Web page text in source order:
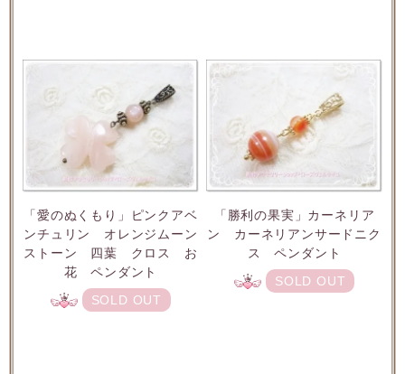
「愛のぬくもり」ピンクアベ
ンチュリン オレンジムーン
ストーン 四葉 クロス お
花 ペンダント
SOLD OUT
「勝利の果実」カーネリア
ン カーネリアンサードニク
ス ペンダント
SOLD OUT